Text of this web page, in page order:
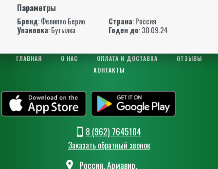
Параметры
Бренд:Фелиппо Берио Страна: Россия
Упаковка: Бутылка Годен до: 30.09.24
ГЛАВНАЯ О НАС ОПЛАТА И ДОСТАВКА
ОТЗЫВЫ
КОНТАКТЫ
8 (962) 7645104
Заказать обратный звонок
Россия, Армавир,